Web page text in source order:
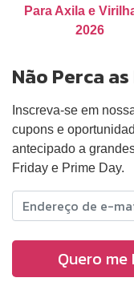
Para Axila e
2026
Não Perca
Inscreva-se em
cupons e
antecipado a
Friday e Prime Day.